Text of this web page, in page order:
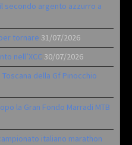
secondo argento azzurro a
tornare 31/07/2026
nell’XCC 30/07/2026
della Gf Pinocchio
la Gran Fondo Marradi MTB
italiano marathon